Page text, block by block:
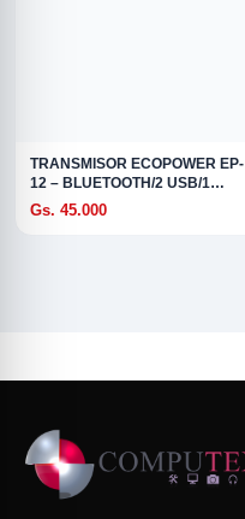
TRANSMISOR ECOPOWER EP-
12 – BLUETOOTH/2 USB/1
USB-C
Gs. 45.000